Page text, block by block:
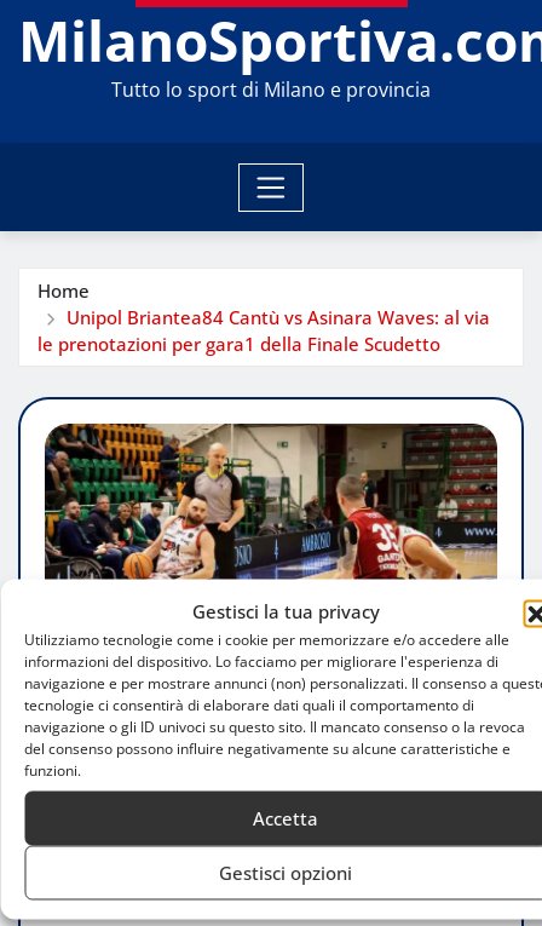
Gestisci la tua privacy
Utilizziamo tecnologie come i cookie per memorizzare e/o accedere alle
informazioni del dispositivo. Lo facciamo per migliorare l'esperienza di
navigazione e per mostrare annunci (non) personalizzati. Il consenso a
tecnologie ci consentirà di elaborare dati quali il comportamento di
navigazione o gli ID univoci su questo sito. Il mancato consenso o la revoca
del consenso possono influire negativamente su alcune caratteristiche e
funzioni.
Accetta
Gestisci opzioni
Tutto lo sport di Milano e provincia
Home
Unipol Briantea84 Cantù vs Asinara Waves: al via
le prenotazioni per gara1 della Finale Scudetto
ATTUALITÀ
Unipol Briantea84 Cantù vs Asinara
Waves: al via le prenotazioni per gara1
della Finale Scudetto